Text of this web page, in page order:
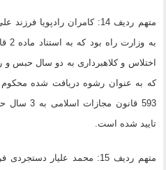
متهم ردیف 14: کامران
به
593 قانون
تایید شده است.
متهم ردیف 15: محمد علیار